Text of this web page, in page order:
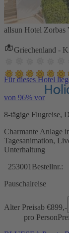
allsun Hotel Zorbas
Griechenland -
Für dieses Hotel
von 96% vor
8-tägige Flugreise,
Charmante Anlage
Tagesanimation,
Unterhaltung
253001 Bestellnr.:
Pauschalreise
Alter Preisab €899,-
pro Person